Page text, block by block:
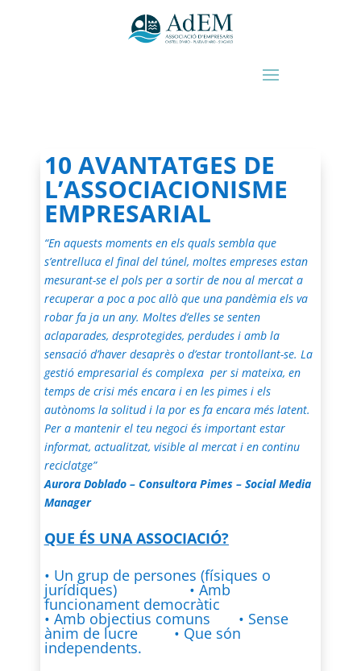
10 AVANTATGES DE
L’ASSOCIACIONISME
EMPRESARIAL
“En aquests moments en els quals sembla que
s’entrelluca el final del túnel, moltes empreses estan
mesurant-se el pols per a sortir de nou al mercat a
recuperar a poc a poc allò que una pandèmia els va
robar fa ja un any. Moltes d’elles se senten
aclaparades, desprotegides, perdudes i amb la
sensació d’haver desaprès o d’estar trontollant-se. La
gestió empresarial és complexa per si mateixa, en
temps de crisi més encara i en les pimes i els
autònoms la solitud i la por es fa encara més latent.
Per a mantenir el teu negoci és important estar
informat, actualitzat, visible al mercat i en continu
reciclatge”
Aurora Doblado – Consultora Pimes – Social Media
Manager
QUE ÉS UNA ASSOCIACIÓ?
• Un grup de persones (físiques o
jurídiques) • Amb
funcionament democràtic
• Amb objectius comuns • Sense
ànim de lucre • Que són
independents.